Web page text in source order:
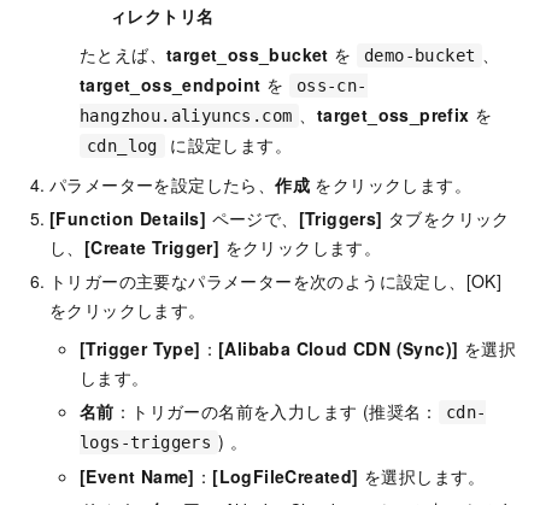
ィレクトリ名
たとえば、 target_oss_bucket を demo-bucket 、
target_oss_endpoint を
oss-cn-
hangzhou.aliyuncs.com 、 target_oss_prefix を
cdn_log
に設定します。
パラメーターを設定したら、作成 をクリックします。
[Function Details] ページで、 [Triggers] タブをクリック
し、 [Create Trigger] をクリックします。
トリガーの主要なパラメーターを次のように設定し、[OK]
をクリックします。
[Trigger Type] ： [Alibaba Cloud CDN (Sync)] を選択
します。
名前 ：トリガーの名前を入力します (推奨名：
cdn-
logs-triggers ) 。
[Event Name] ： [LogFileCreated] を選択します。